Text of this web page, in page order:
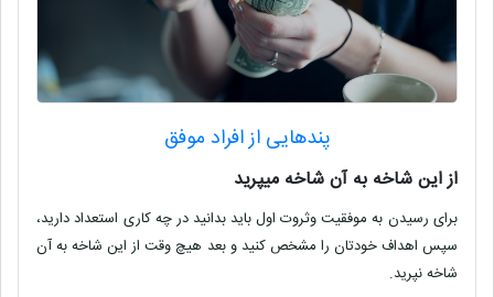
پندهایی از افراد موفق
از این شاخه به آن شاخه میپرید
برای رسیدن به موفقیت وثروت اول باید بدانید در چه کاری استعداد دارید،
سپس اهداف خودتان را مشخص کنید و بعد هیچ وقت از این شاخه به آن
شاخه نپرید.